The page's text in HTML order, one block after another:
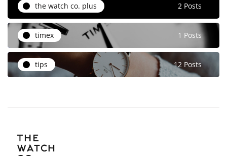
the watch co. plus 2 Posts
timex 1 Posts
tips 12 Posts